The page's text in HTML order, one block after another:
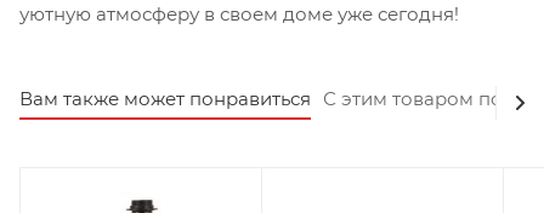
уютную атмосферу в своем доме уже сегодня!
Вам также может понравиться С этим товаром